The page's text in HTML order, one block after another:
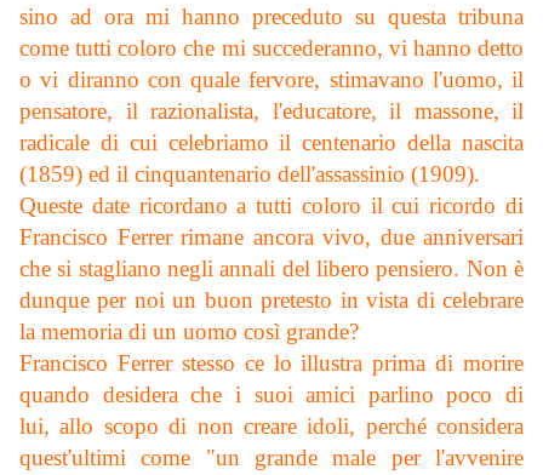
sino ad ora mi hanno preceduto su questa tribuna
come tutti coloro che mi succederanno, vi hanno detto
o vi diranno con quale fervore, stimavano l'uomo, il
pensatore, il razionalista, l'educatore, il massone, il
radicale di cui celebriamo il centenario della nascita
(1859) ed il cinquantenario dell'assassinio (1909).
Queste date ricordano a tutti coloro il cui ricordo di
Francisco Ferrer rimane ancora vivo, due anniversari
che si stagliano negli annali del libero pensiero. Non è
dunque per noi un buon pretesto in vista di celebrare
la memoria di un uomo così grande?
Francisco Ferrer stesso ce lo illustra prima di morire
quando desidera che i suoi amici parlino poco di
lui, allo scopo di non creare idoli, perché considera
quest'ultimi come "un grande male per l'avvenire